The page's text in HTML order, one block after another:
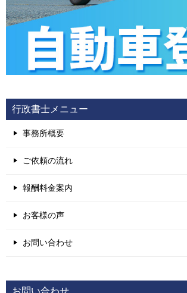
行政書士メニュー
事務所概要
ご依頼の流れ
報酬料金案内
お客様の声
お問い合わせ
お問い合わせ